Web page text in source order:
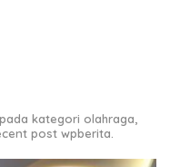
kategori olahraga,
post wpberita.